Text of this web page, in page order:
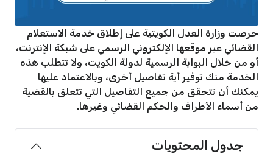
حرصت وزارة العدل الكويتية على إطلاق خدمة الاستعلام
القضائي عبر موقعها الإلكتروني الرسمي على شبكة الإنترنت،
أو من خلال البوابة الرسمية لدولة الكويت، ولا تتطلب هذه
الخدمة منك توفير أية تفاصيل أخرى، وبالاعتماد عليها
يمكنك أن تتحقق من جميع التفاصيل التي تتعلق بالقضية
من أسماء الأطراف والحكم القضائي وغيرها.
جدول المحتويات